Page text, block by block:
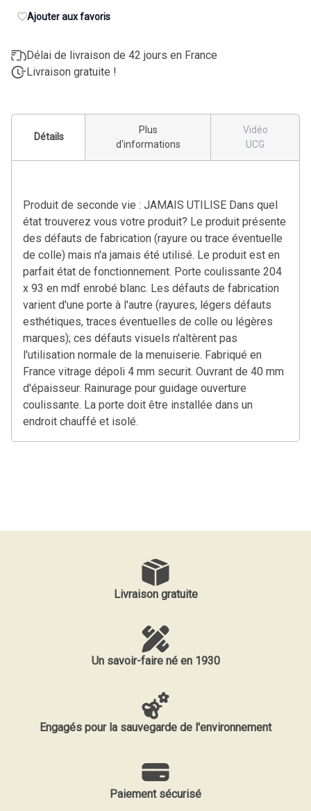
Ajouter aux favoris
Délai de livraison de 42 jours en France
Livraison gratuite !
Détails
Plus
d'informations
Vidéo
UCG
Produit de seconde vie : JAMAIS UTILISE Dans quel
état trouverez vous votre produit? Le produit présente
des défauts de fabrication (rayure ou trace éventuelle
de colle) mais n'a jamais été utilisé. Le produit est en
parfait état de fonctionnement. Porte coulissante 204
x 93 en mdf enrobé blanc. Les défauts de fabrication
varient d'une porte à l'autre (rayures, légers défauts
esthétiques, traces éventuelles de colle ou légères
marques); ces défauts visuels n'altèrent pas
l'utilisation normale de la menuiserie. Fabriqué en
France vitrage dépoli 4 mm securit. Ouvrant de 40 mm
d'épaisseur. Rainurage pour guidage ouverture
coulissante. La porte doit être installée dans un
endroit chauffé et isolé.
Livraison gratuite
Un savoir-faire né en 1930
Engagés pour la sauvegarde de l'environnement
Paiement sécurisé